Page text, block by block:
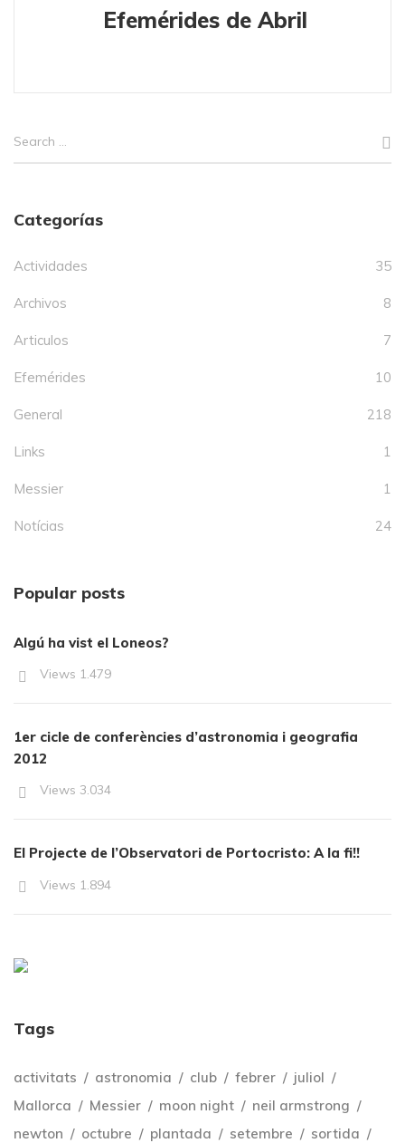
Efemérides de Abril
Categorías
Actividades 35
Archivos 8
Articulos 7
Efemérides 10
General 218
Links 1
Messier 1
Notícias 24
Popular posts
Algú ha vist el Loneos?
Views 1.479
1er cicle de conferències d’astronomia i geografia
2012
Views 3.034
El Projecte de l’Observatori de Portocristo: A la fi!!
Views 1.894
Tags
activitats astronomia club febrer
juliol
Mallorca
Messier moon night
neil armstrong
newton
octubre plantada setembre
sortida